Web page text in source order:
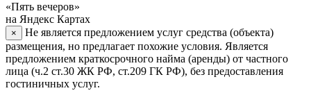
«Пять вечеров»
на Яндекс Картах
×
Не является предложением услуг средства (объекта)
размещения, но предлагает похожие условия. Является
предложением краткосрочного найма (аренды) от частного
лица (ч.2 ст.30 ЖК РФ, ст.209 ГК РФ), без предоставления
гостиничных услуг.